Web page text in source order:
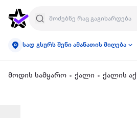
სად გსურს შენი ამანათის მიღება
მოდის სამყარო ქალი ქალის